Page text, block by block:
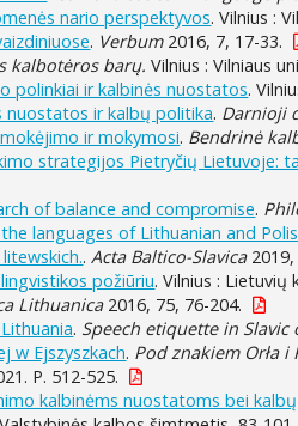
nario perspektyvos. Vilnius :
. Verbum2016, 7, 17-33.
kalbotėros barų. Vilnius : Vilniaus
polinkiai ir kalbinės nuostatos.
nuostatos ir kalbų politika. Darnioji
ir mokymosi. Bendrinė
strategijos Pietryčių Lietuvoje:
of balance and compromise.
languages of Lithuanian and
. Acta Baltico-Slavica2019,
požiūriu. Vilnius : Lietuvių
Lithuanica2016, 75, 76-204.
. Speech etiquette in
w Ejszyszkach. Pod znakiem Orła
P. 512-525.
kalbinėms nuostatoms bei